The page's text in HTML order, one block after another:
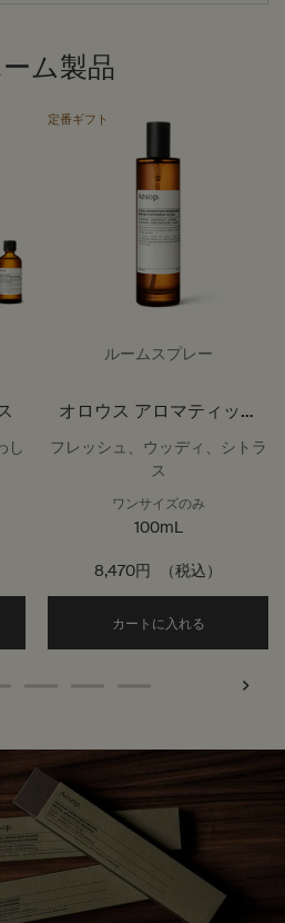
ム製品
し
バスルームアバンダンス to cart
定番ギフト
ルームスプレー
オロウス アロマティック
ルームスプレー
フレッシュ、ウッディ、シトラ
ス
ワンサイズのみ
100mL
8,470円 （税込）
カートに入れる